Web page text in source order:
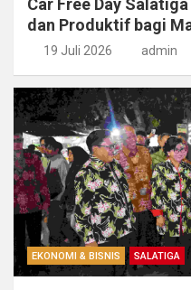
Car Free Day
dan Produktif bagi
19 Juli 2026 admin
EKONOMI & BISNIS SALATIGA